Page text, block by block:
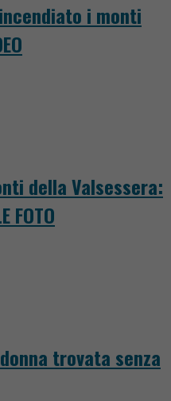
i monti
della Valsessera:
FOTO
trovata senza